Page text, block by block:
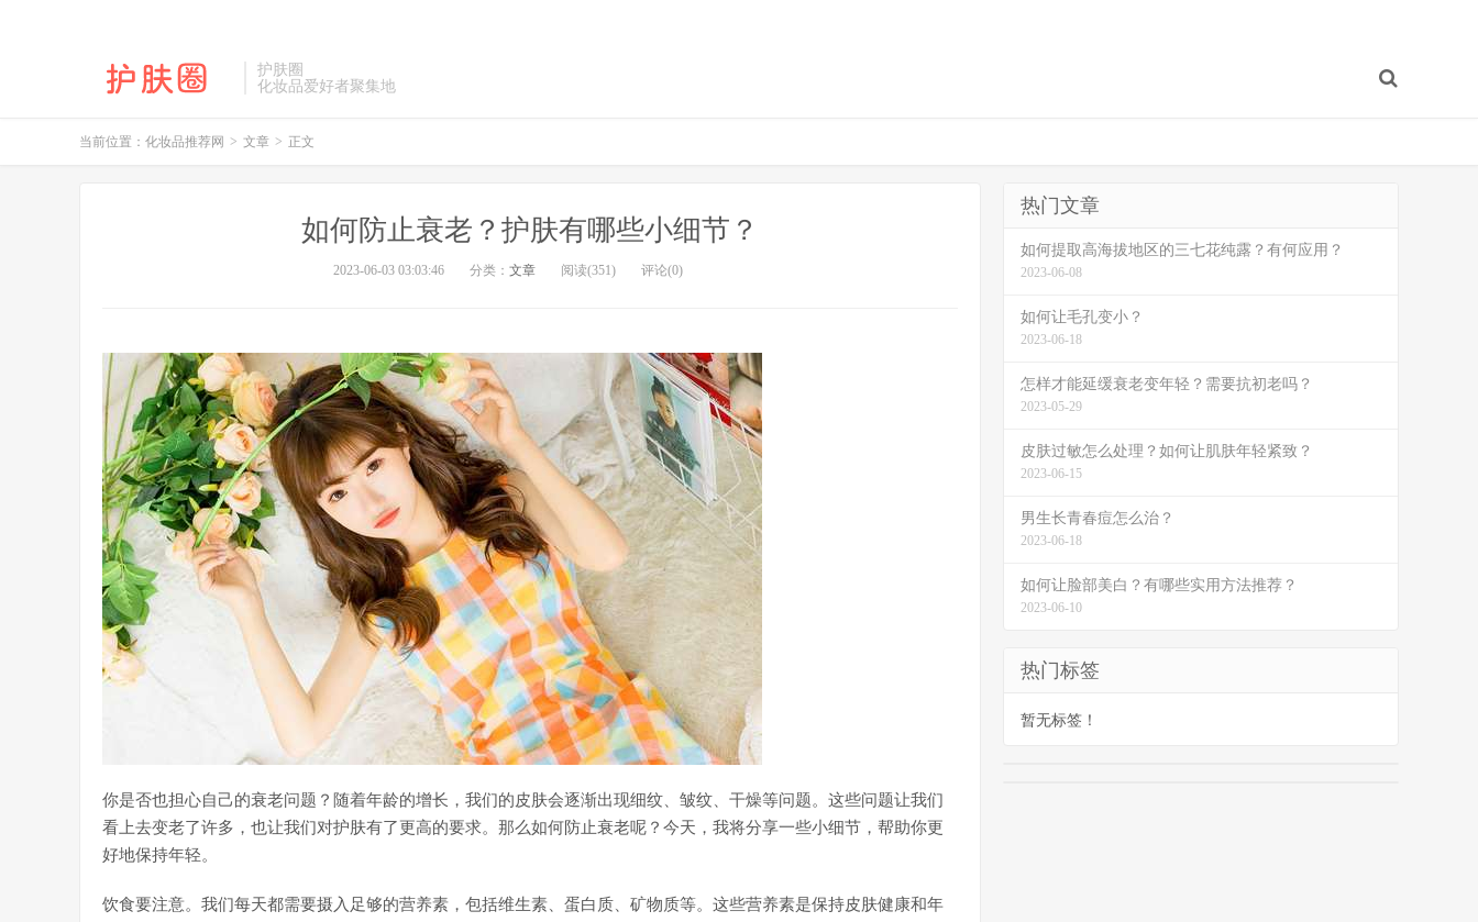
护肤圈
化妆品爱好者聚集地
当前位置： 化妆品推荐网 > 文章 > 正文
如何防止衰老？护肤有哪些小细节？
2023-06-03 03:03:46 分类： 文章 阅读(351) 评论(0)
你是否也担心自己的衰老问题？随着年龄的增长，我们的皮肤会逐渐出现细纹、皱纹、干燥等问题。这些问题让我们
看上去变老了许多，也让我们对护肤有了更高的要求。那么如何防止衰老呢？今天，我将分享一些小细节，帮助你更
好地保持年轻。
饮食要注意。我们每天都需要摄入足够的营养素，包括维生素、蛋白质、矿物质等。这些营养素是保持皮肤健康和年
热门文章
如何提取高海拔地区的三七花纯露？有何应用？
2023-06-08
如何让毛孔变小？
2023-06-18
怎样才能延缓衰老变年轻？需要抗初老吗？
2023-05-29
皮肤过敏怎么处理？如何让肌肤年轻紧致？
2023-06-15
男生长青春痘怎么治？
2023-06-18
如何让脸部美白？有哪些实用方法推荐？
2023-06-10
热门标签
暂无标签！